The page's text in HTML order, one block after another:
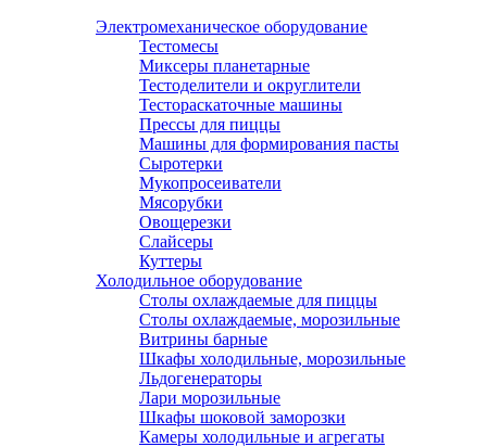
Электромеханическое оборудование
Тестомесы
Миксеры планетарные
Тестоделители и округлители
Тестораскаточные машины
Прессы для пиццы
Машины для формирования пасты
Сыротерки
Мукопросеиватели
Мясорубки
Овощерезки
Слайсеры
Куттеры
Холодильное оборудование
Столы охлаждаемые для пиццы
Столы охлаждаемые, морозильные
Витрины барные
Шкафы холодильные, морозильные
Льдогенераторы
Лари морозильные
Шкафы шоковой заморозки
Камеры холодильные и агрегаты